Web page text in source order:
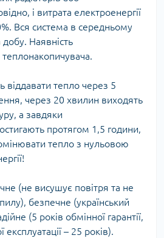
і витрата електроенергії
Вся система в середньому
Наявність
віддавати тепло через 5
через 20 хвилин виходять
а завдяки
протягом 1,5 години,
тепло з нульовою
(не висушує повітря та не
безпечне (український
(5 років обмінної гарантії,
– 25 років).